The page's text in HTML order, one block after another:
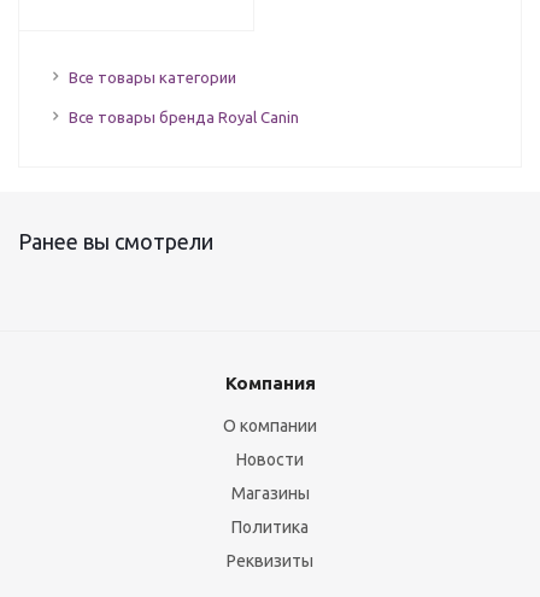
Все товары категории
Все товары бренда Royal Canin
Ранее вы смотрели
Компания
О компании
Новости
Магазины
Политика
Реквизиты